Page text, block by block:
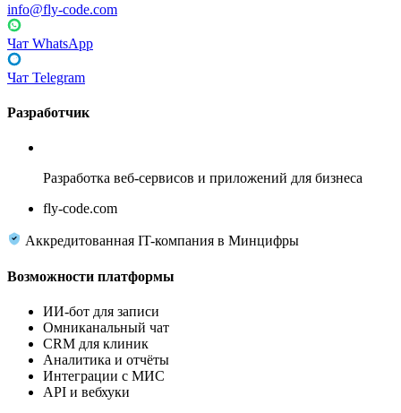
info@fly-code.com
Чат WhatsApp
Чат Telegram
Разработчик
Разработка веб-сервисов и приложений для бизнеса
fly-code.com
Аккредитованная IT-компания в Минцифры
Возможности платформы
ИИ-бот для записи
Омниканальный чат
CRM для клиник
Аналитика и отчёты
Интеграции с МИС
API и вебхуки